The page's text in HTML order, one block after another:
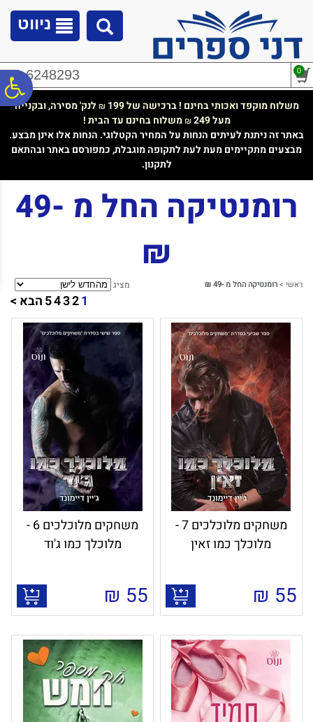
נגישות
ניווט
02-6248293 0
משלוח מוקפד ואכותי בחינם ! ברכישה של 199 ₪ לנק' מסירה, ובקנייה
מעל 249
₪משלוח בחינם עד הבית !
באתר זה ניתנת לעיתים הנחות על המחיר הקטלוגי. הנחות אלו אינן מבצע.
מבצעים מתקיימים מעת לעת לתקופה מוגבלת, כמפורסם באתר ובהתאם
לתקנון.
רומנטיקה החל מ -49
₪
ראשי >רומנטיקה החל מ -49 ₪ מציג
1
2
3
4
5הבא >
משחקים מלוכלכים 7 -
מלוכלך כמו זאין
55
₪
משחקים מלוכלכים 6 -
מלוכלך כמו ג'וד
55
₪